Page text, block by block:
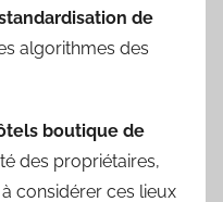
de
algorithmes des
boutique de
des propriétaires,
considérer ces lieux